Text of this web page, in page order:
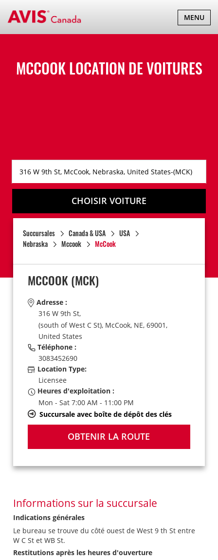
BASCULER
LA
MENU
MCCOOK LOCATION DE VOITURES
CHOISIR VOITURE
Succursales Canada & USA
USA
Nebraska
Mccook McCook
MCCOOK (MCK)
Adresse :
316 W 9th St,
(south of West C St), McCook, NE, 69001,
United States
Téléphone :
3083452690
Location Type:
Licensee
Heures d'exploitation :
Mon - Sat 7:00 AM - 11:00 PM
Succursale avec boîte de dépôt des clés
OBTENIR LA ROUTE
Informations sur la succursale
Indications générales
Le bureau se trouve du côté ouest de West 9 th St entre
W C St et WB St.
Restitutions après les heures d'ouverture